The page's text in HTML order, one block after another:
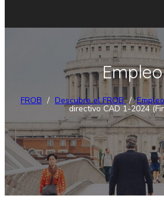
Empleo
FROB / Descubre el FROB /
directivo CAD 1-2024